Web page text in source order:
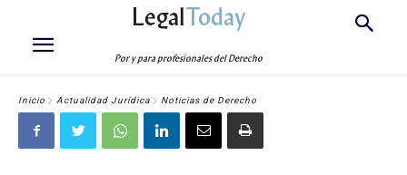
LegalToday
Por y para profesionales del Derecho
Inicio Actualidad Jurídica Noticias de Derecho